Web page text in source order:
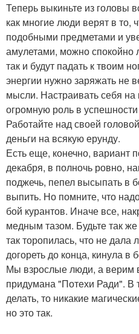
Теперь выкиньте из головы
как многие люди верят в то,
подобными предметами и
амулетами, можно спокойно
так и будут падать к твоим
энергии нужно заряжать не
мысли. Настраивать себя
огромную роль в успешности
Работайте над своей
деньги на всякую ерунду.
Есть еще, конечно, вариант
декабря, в полночь ровно,
поджечь, пепел высыпать в
выпить. Но помните, что
бой курантов. Иначе все,
медным тазом. Будьте так
так торопилась, что не дала
догореть до конца, кинула в
Мы взрослые люди, а верим
придумана "Потехи Ради". В
делать, то никакие
но это так.